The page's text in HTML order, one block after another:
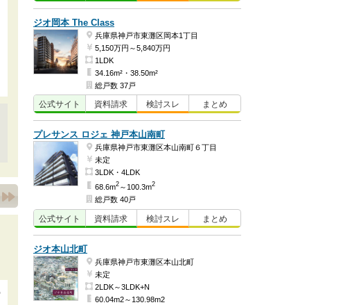
ジオ岡本 The Class
兵庫県神戸市東灘区岡本1丁目
5,150万円～5,840万円
1LDK
34.16m²・38.50m²
総戸数 37戸
公式サイト 資料請求 検討スレ まとめ
プレサンス ロジェ 神戸本山南町
兵庫県神戸市東灘区本山南町６丁目
未定
3LDK・4LDK
68.6m2 ～100.3m2
総戸数 40戸
公式サイト 資料請求 検討スレ まとめ
ジオ本山北町
兵庫県神戸市東灘区本山北町
未定
2LDK～3LDK+N
60.04m2～130.98m2